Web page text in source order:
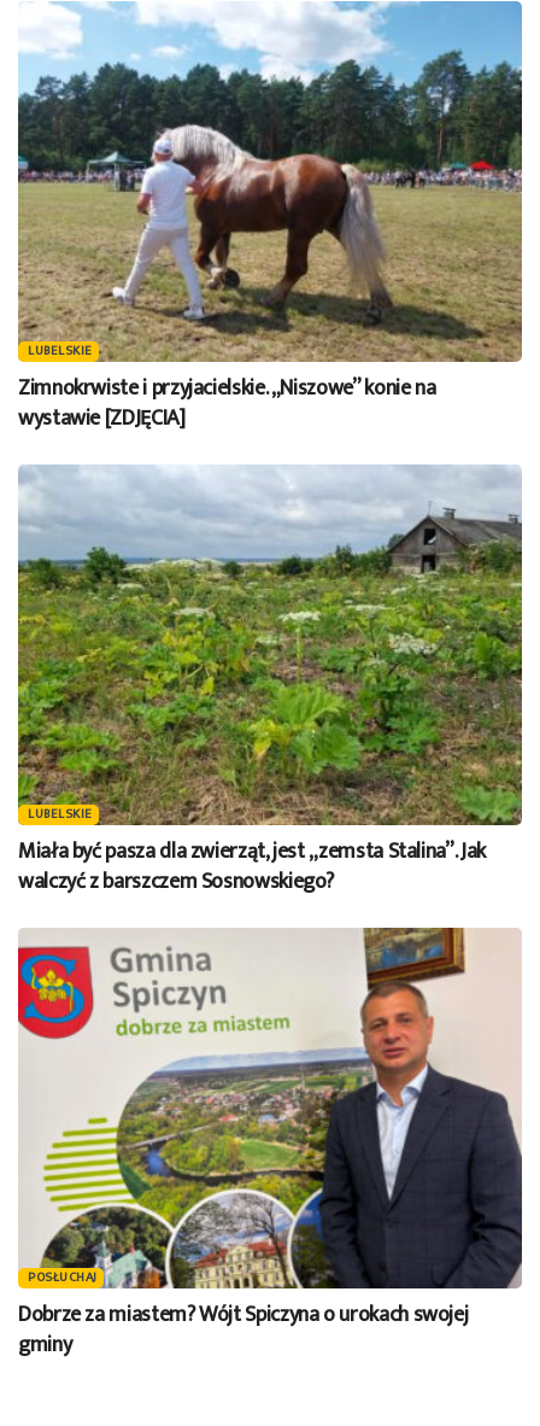
LUBELSKIE
Zimnokrwiste i przyjacielskie. „Niszowe” konie na
wystawie [ZDJĘCIA]
LUBELSKIE
Miała być pasza dla zwierząt, jest „zemsta Stalina”. Jak
walczyć z barszczem Sosnowskiego?
POSŁUCHAJ
Dobrze za miastem? Wójt Spiczyna o urokach swojej
gminy